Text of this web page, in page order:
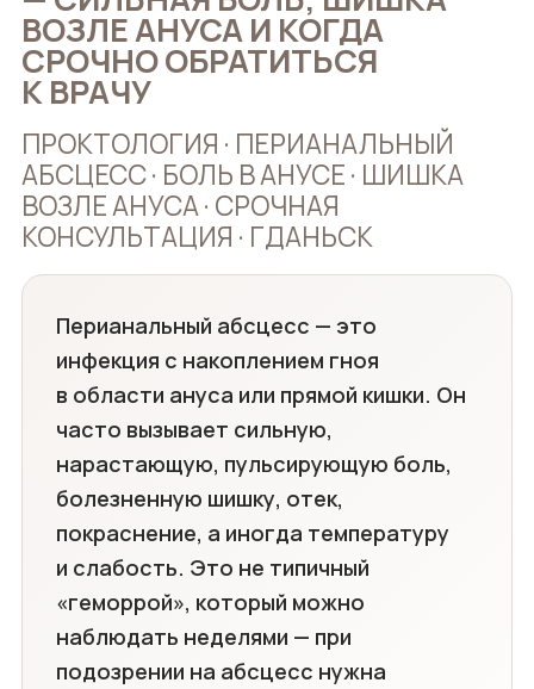
ВОЗЛЕ АНУСА И КОГДА
СРОЧНО ОБРАТИТЬСЯ
К ВРАЧУ
ПРОКТОЛОГИЯ · ПЕРИАНАЛЬНЫЙ
АБСЦЕСС · БОЛЬ В АНУСЕ · ШИШКА
ВОЗЛЕ АНУСА · СРОЧНАЯ
КОНСУЛЬТАЦИЯ · ГДАНЬСК
Перианальный абсцесс — это
инфекция с накоплением гноя
в области ануса или прямой кишки. Он
часто вызывает сильную,
нарастающую, пульсирующую боль,
болезненную шишку, отек,
покраснение, а иногда температуру
и слабость. Это не типичный
«геморрой», который можно
наблюдать неделями — при
подозрении на абсцесс нужна